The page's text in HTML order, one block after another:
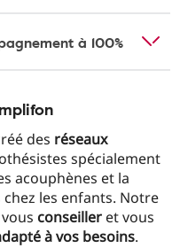
à 100%
des réseaux
spécialement
acouphènes et la
les enfants. Notre
vous conseiller et vous
à vos besoins.